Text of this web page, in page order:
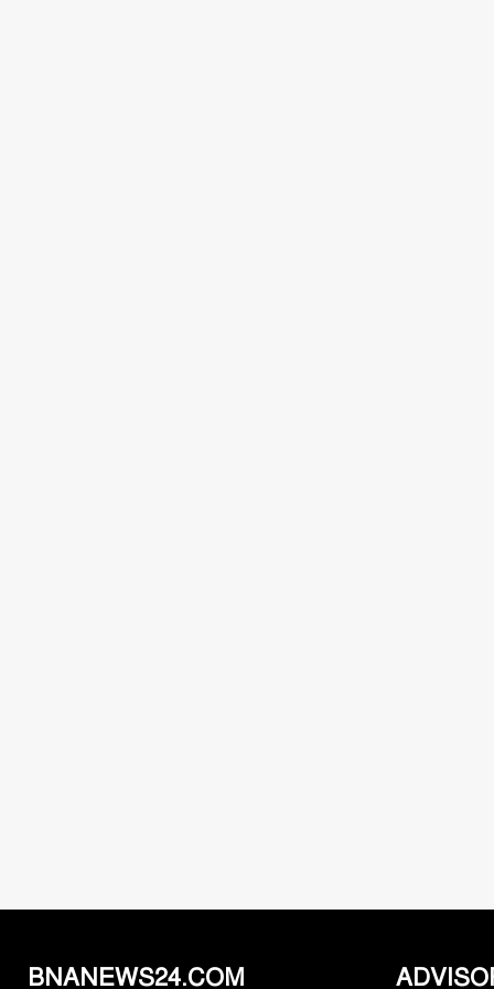
BNANEWS24.COM